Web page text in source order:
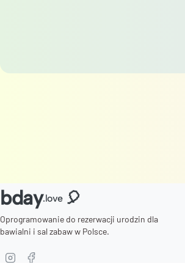
bday.love 🎈
Oprogramowanie do rezerwacji urodzin dla
bawialni i sal zabaw w Polsce.